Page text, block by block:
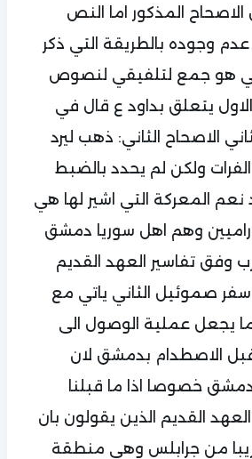
المذكور اما النص
عدم وجوده بالطريقة التي ذكر
هو جمع لتلفيقي لنصوص
يتعلق بداود ع قال في
الاصحاح الثاني: ذهب ليرد
ولكن لم يحدد بالضبط
نعم المعركة التي اشير لها هي
وهم اهل سوريا دمشق
تفاسير العهد القديم
صموئيل الثاني ياتي مع
يجعل عملية الوصول الى
الاصطدام بدمشق لان
دمشق خصوصا اذا ما قبلنا
القديم الذين يقولون بان
من جرابلس وهي منطقة